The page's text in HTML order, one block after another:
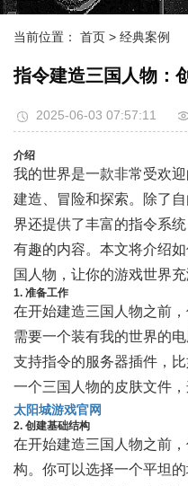
当前位置： 首页 > 经典案例
指令建造三国人物：
2025-06-03 07:57:11
介绍
我的世界是一款非常受欢
建造、冒险和探索。除了
界还提供了丰富的指令系
有趣的内容。本文将介绍
国人物，让你的游戏世界充
1. 准备工作
在开始建造三国人物之前
需要一个装有我的世界的
支持指令的服务器插件，
一个三国人物的皮肤文件
太阳城游戏官网
2. 创建基础结构
在开始建造三国人物之前
构。你可以选择一个平坦